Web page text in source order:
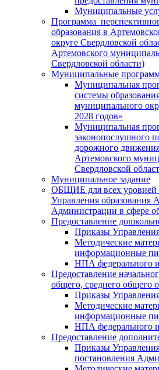
Муниципальные
Программа
образования в
округе Свердловской
Артемовского
Свердловской области)
Муниципальные
Муниципальная
системы
муниципального
2028 годов»
Муниципальная
законопослушного
дорожного
Артемовского
Свердловской
Муниципальное задание
ОБЩИЕ для всех уровней
Управления образования
Администрации в сфере
Предоставление
Приказы
Методические
информационные
НПА федерального
Предоставление
общего, среднего общего
Приказы
Методические
информационные
НПА федерального
Предоставление
Приказы
постановления